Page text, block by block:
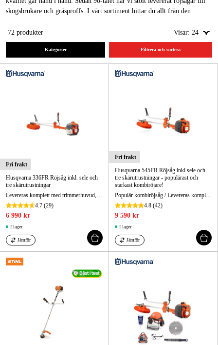
Norge
Maskintillbehör & förbrukning
Arbetskläder & skydd
Skog & trädgård
Kampanjer
Artiklar & Guider
Våra varumärken
Kontakt & Öppettider
FAQ
skogsbrukare och gräsproffs. I vårt sortiment hittar du allt från den
som står för svensk kvalitet och innovation. För dig som söker prisvärd
effektivitet erbjuder vi ävenMakita&Ryobiröjsågar, perfekta för både
hemmabruk och mer krävande uppgifter.
72 produkter Visar: 24
Kategorier Filtrera och sortera
Fri frakt
Husqvarna 336FR Röjsåg inkl. sele och
tre skärutrustningar
Levereras komplett med trimmerhuvud, gräsklinga & sågklinga.
4.7 (29)
6 990 kr
I lager
Jämför
Fri frakt
Husqvarna 545FR Röjsåg inkl sele och
tre skärutrustningar - populärast och
starkast kombiröjare!
Populär kombiröjsåg / Levereras komplett / Ett säkert val för krävande röjningsarbete
4.8 (42)
9 590 kr
I lager
Jämför